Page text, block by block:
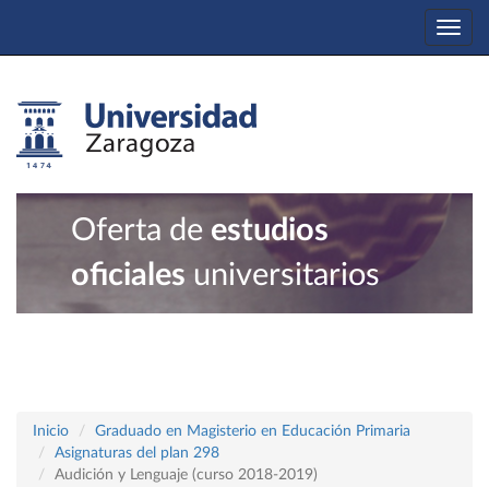
Oferta de estudios
oficiales universitarios
Inicio
Graduado en Magisterio en Educación Primaria
Asignaturas del plan 298
Audición y Lenguaje (curso 2018-2019)